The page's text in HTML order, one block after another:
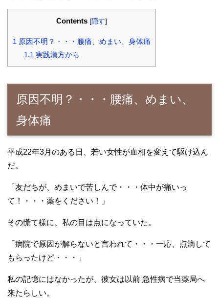
Contents [隠す]
1 原因不明？・・・腰痛、めまい、身体痛
1.1 実践漢方から
原因不明？・・・腰痛、めまい、
身体痛
平成22年3月のある日、若い女性が血相を変えて駆け込ん
だ。
「友だちが、めまいで苦しんで・・・体中が痛いっ
て！・・・薬をください！」
その慌て様に、私の目は点になっていた。
「病院で原因が解らないと言われて・・・一応、点滴して
もらったけど・・・」
私の記憶にはなかったが、彼女は以前 急性病で当薬局へ
来たらしい。